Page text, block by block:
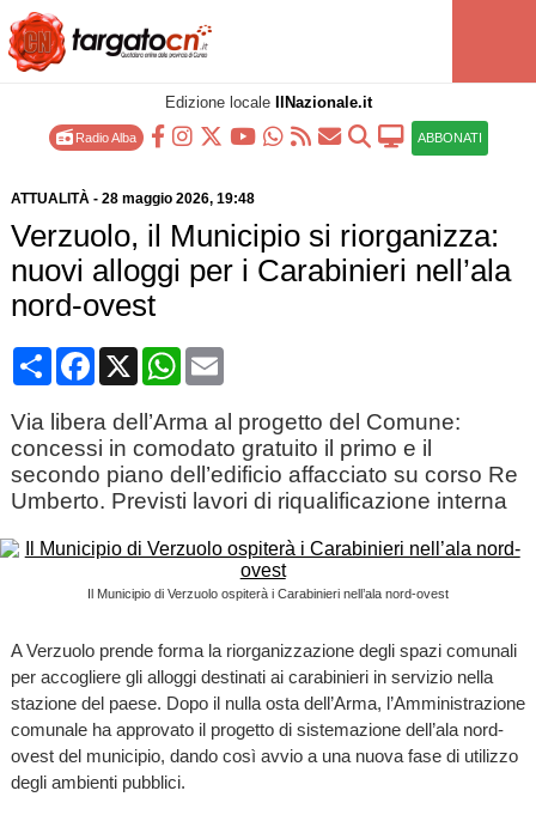
Edizione locale IlNazionale.it
Radio Alba ABBONATI
ATTUALITÀ- 28 maggio 2026, 19:48
Verzuolo, il Municipio si riorganizza:
nuovi alloggi per i Carabinieri nell’ala
nord-ovest
CondividiFacebook
X WhatsApp
Email
Via libera dell’Arma al progetto del Comune:
concessi in comodato gratuito il primo e il
secondo piano dell’edificio affacciato su corso Re
Umberto. Previsti lavori di riqualificazione interna
Il Municipio di Verzuolo ospiterà i Carabinieri nell’ala nord-ovest
A Verzuolo prende forma la riorganizzazione degli spazi comunali
per accogliere gli alloggi destinati ai carabinieri in servizio nella
stazione del paese. Dopo il nulla osta dell’Arma, l’Amministrazione
comunale ha approvato il progetto di sistemazione dell’ala nord-
ovest del municipio, dando così avvio a una nuova fase di utilizzo
degli ambienti pubblici.